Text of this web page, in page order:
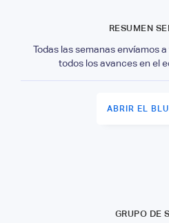
RESUMEN
Todas las semanas envíamos
todos los avances en el
ABRIR EL
GRUPO DE